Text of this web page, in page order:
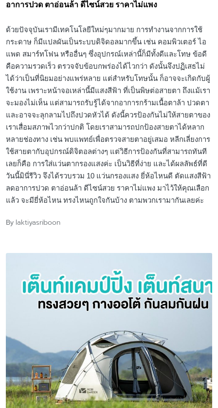
อาการปวด ตาอ่อนล้า ดีไซน์สวย ราคาไม่แพง
ด้วยปัจจุบันเรามีเทคโนโลยีใหม่ๆมากมาย การทำงานจากการใช้
กระดาษ ก็มีแปลผันเป็นระบบดิจิดอลมากขึ้น เช่น คอมพิวเตอร์ ไอ
แพด สมาร์ทโฟน หรืออื่นๆ ซึ่งอุปกรณ์เหล่านี้ก็มีทั้งดีและโทษ ข้อดี
คือความรวดเร็ว ตรวจจับข้อบกพร่องได้ไวกว่า ดังนั้นจึงปฏิเสธไม่
ได้ว่าเป็นที่นิยมอย่างแพร่หลาย แต่สำหรับโทษนั้น ก็อาจจะเกิดกับผู้
ใช้งาน เพราะหน้าจอเหล่านี้มีแสงสีฟ้า ที่เป็นพิษต่อสายตา ถึงแม้เรา
จะมองไม่เห็น แต่สามารถรับรู้ได้จากอาการกร้ามเนื้อตาล้า ปวดตา
และอาจจะลุกลามไปถึงปวดหัวได้ ดังนี้ควรป้องกันไม่ให้สายตาของ
เราเสื่อมสภาพไวกว่าปกติ โดยเราสามารถปกป้องสายตาได้หลาก
หลายช่องทาง เช่น พบแพทย์เพื่อตรวจสายตาอยู่เสมอ หลีกเลี่ยงการ
ใช้สายตากับอุปกรณ์ดิจิตอลต่างๆ แต่วิธีการป้องกันที่สามารถทันที
เลยก็คือ การใส่แว่นตากรองแสงค่ะ เป็นวิธีที่ง่าย และได้ผลลัพธ์ที่ดี
วันนี้มินี่รีวิว จึงได้รวบรวม 10 แว่นกรองแสง ยี่ห้อไหนดี ตัดแสงสีฟ้า
ลดอาการปวด ตาอ่อนล้า ดีไซน์สวย ราคาไม่แพง มาไว้ให้คุณเลือก
แล้ว จะมียี่ห้อไหน ทรงไหนถูกใจกันบ้าง ตามพวกเรามากันเลยค่ะ
Posted
By laktiyasriboon